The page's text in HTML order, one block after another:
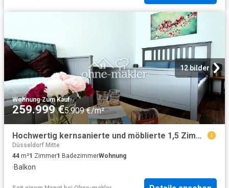
12 bilder
Wohnung·Zum Kauf
259.999 €5.909 €/m²
Hochwertig kernsanierte und möblierte 1,5 Zimmer Whg, schlüsselfertig mit Balkon und Küche Derendorf
Düsseldorf Mitte
44 m²1 Zimmer1 BadezimmerWohnung
·Balkon